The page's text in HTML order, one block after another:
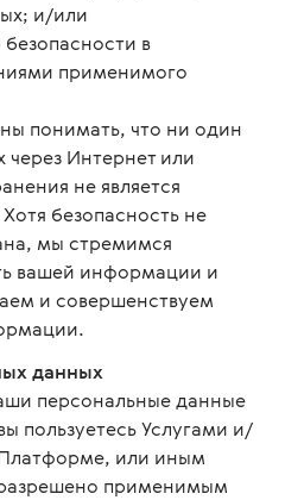
и/или
в
применимого
понимать, что ни один
Интернет или
не является
безопасность не
мы стремимся
вашей информации и
и совершенствуем
данных
персональные данные
пользуетесь Услугами и/
или иным
применимым